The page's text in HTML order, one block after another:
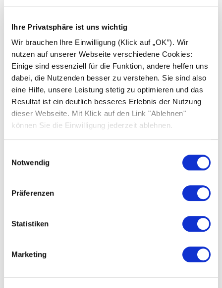
Ihre Privatsphäre ist uns wichtig
Wir brauchen Ihre Einwilligung (Klick auf „OK”). Wir
nutzen auf unserer Webseite verschiedene Cookies:
Einige sind essenziell für die Funktion, andere helfen uns
dabei, die Nutzenden besser zu verstehen. Sie sind also
eine Hilfe, unsere Leistung stetig zu optimieren und das
Resultat ist ein deutlich besseres Erlebnis der Nutzung
dieser Webseite. Mit Klick auf den Link "Ablehnen"
können Sie die Einwilligung jederzeit ablehnen.
Notwendig
Präferenzen
Statistiken
Marketing
extérieurs
4, côté court
du module
2
boîtiers de raccordement et la traverse de
décalage par rapport au centre du module